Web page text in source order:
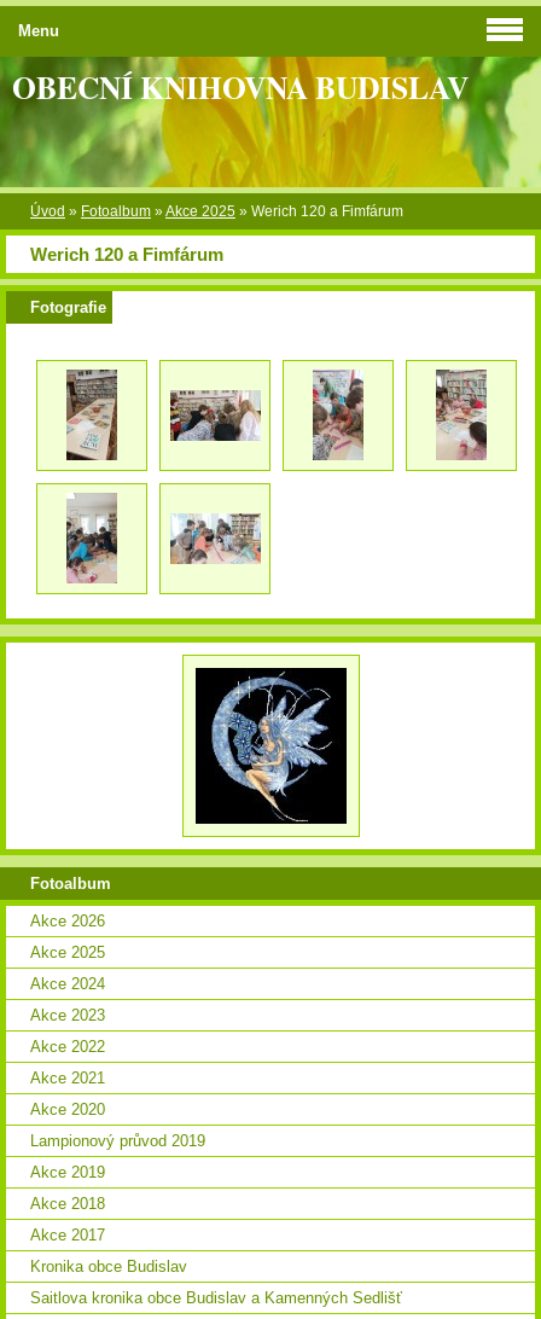
OBECNÍ KNIHOVNA BUDISLAV
Úvod » Fotoalbum »Akce 2025 » Werich 120 a Fimfárum
Werich 120 a Fimfárum
Fotografie
Menu
Fotoalbum
Akce 2026
Akce 2025
Akce 2024
Akce 2023
Akce 2022
Akce 2021
Akce 2020
Lampionový průvod 2019
Akce 2019
Akce 2018
Akce 2017
Kronika obce Budislav
Saitlova kronika obce Budislav a Kamenných Sedlišť